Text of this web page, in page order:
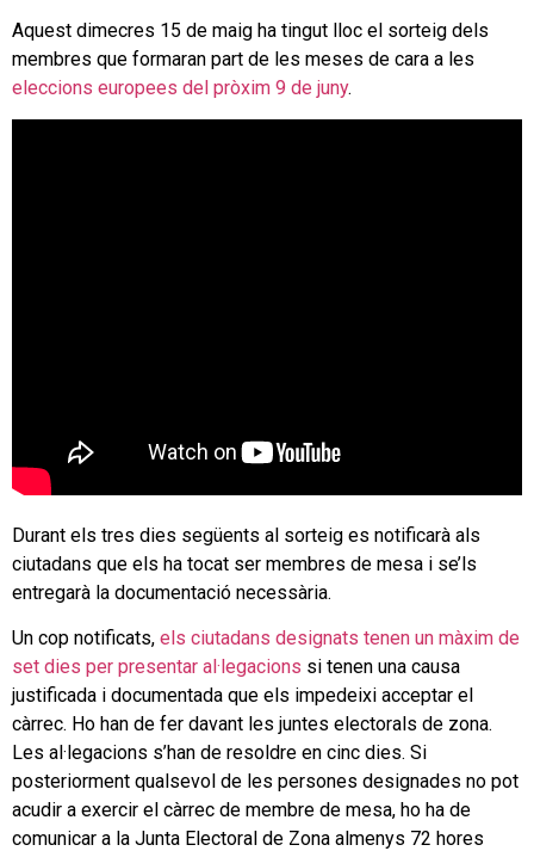
Aquest dimecres 15 de maig ha tingut lloc el sorteig dels
membres que formaran part de les meses de cara a les
eleccions europees del pròxim 9 de juny.
Durant els tres dies següents al sorteig es notificarà als
ciutadans que els ha tocat ser membres de mesa i se’ls
entregarà la documentació necessària.
Un cop notificats, els ciutadans designats tenen un màxim de
set dies per presentar al·legacions si tenen una causa
justificada i documentada que els impedeixi acceptar el
càrrec. Ho han de fer davant les juntes electorals de zona.
Les al·legacions s’han de resoldre en cinc dies. Si
posteriorment qualsevol de les persones designades no pot
acudir a exercir el càrrec de membre de mesa, ho ha de
comunicar a la Junta Electoral de Zona almenys 72 hores